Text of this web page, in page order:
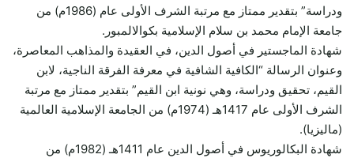
ودراسة” بتقدير ممتاز مع مرتبة الشرف الأولى عام (1986م) من
جامعة الإمام محمد بن سلام الإسلامية بكوالالمبور.
شهادة الماجستير في أصول الدين، في العقيدة والمذاهب المعاصرة،
وعنوان الرسالة “الكافية الشافية في معرفة الفرقة الناجية، لابن
القيم، تحقيق ودراسة، وهي نونية ابن القيم” بتقدير ممتاز مع مرتبة
الشرف الأولى عام 1417هـ (1974م) من الجامعة الإسلامية العالمية
(ماليزيا).
شهادة البكالوريوس في أصول الدين عام 1411هـ (1982م) من